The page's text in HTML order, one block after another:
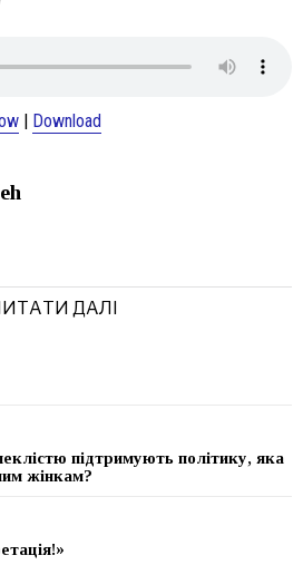
| Download
ДАЛІ
підтримують політику, яка
жінкам?